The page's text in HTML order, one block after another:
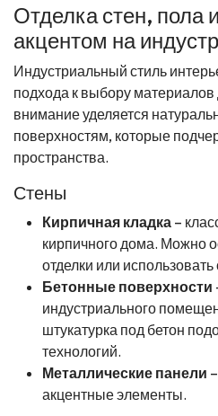
Отделка стен, пола
акцентом на
Индустриальный стиль
подхода к выбору
внимание уделяется
поверхностям, которые
пространства.
Стены
Кирпичная кладка –
кирпичного дома. Можно
отделки или
Бетонные поверхности
индустриального
штукатурка под бетон
технологий.
Металлические панели
акцентные элементы.